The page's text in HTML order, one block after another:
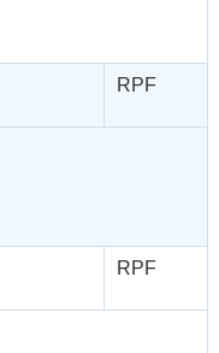
RPF
RPF